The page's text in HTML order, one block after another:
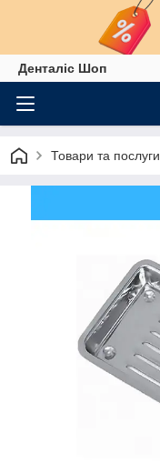
Денталіс Шоп
Товари та послуги